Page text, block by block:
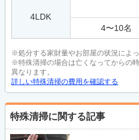
4LDK
4〜10名
※処分する家財量やお部屋の状況によ
※特殊清掃の場合は亡くなってからの
異なります。
詳しい特殊清掃の費用を確認する
特殊清掃に関する記事